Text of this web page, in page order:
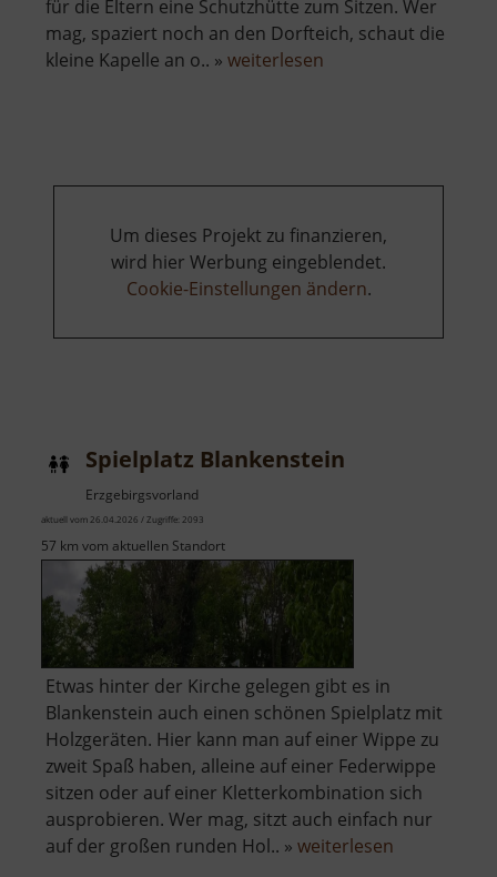
für die Eltern eine Schutzhütte zum Sitzen. Wer
mag, spaziert noch an den Dorfteich, schaut die
kleine Kapelle an o.. » weiterlesen
Um dieses Projekt zu finanzieren,
wird hier Werbung eingeblendet.
Cookie-Einstellungen ändern.
Spielplatz Blankenstein
Erzgebirgsvorland
aktuell vom 26.04.2026 / Zugriffe: 2093
57 km vom aktuellen Standort
Etwas hinter der Kirche gelegen gibt es in
Blankenstein auch einen schönen Spielplatz mit
Holzgeräten. Hier kann man auf einer Wippe zu
zweit Spaß haben, alleine auf einer Federwippe
sitzen oder auf einer Kletterkombination sich
ausprobieren. Wer mag, sitzt auch einfach nur
auf der großen runden Hol.. » weiterlesen